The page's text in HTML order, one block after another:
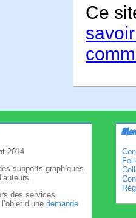
Ce
2014
supports graphiques
des services
d’une demande